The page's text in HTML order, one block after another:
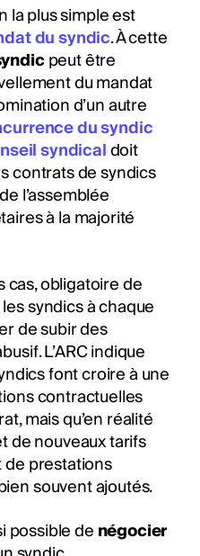
la plus simple est
du syndic. À cette
peut être
du mandat
d’un autre
du syndic
syndicaldoit
contrats de syndics
l’assemblée
à la majorité
cas, obligatoire de
syndics à chaque
de subir des
L’ARC indique
font croire à une
contractuelles
mais qu’en réalité
de nouveaux tarifs
de prestations
souvent ajoutés.
possible denégocier